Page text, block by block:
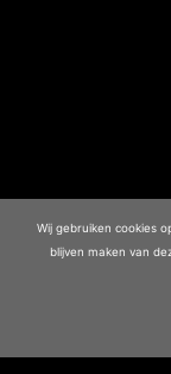
Wij gebruiken cookies
blijven maken van